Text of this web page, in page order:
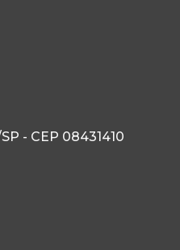
- CEP 08431410